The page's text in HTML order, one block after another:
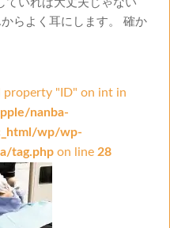
ていれば大丈夫じゃない
らよく耳にします。 確か
property "ID" on int in
nanba-
wp/wp-
tag.phpon line 28